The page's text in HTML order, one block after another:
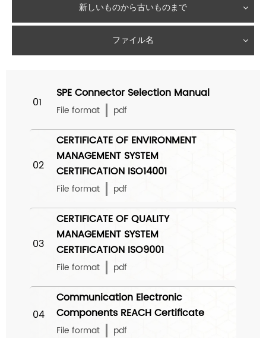
新しいものから古いものまで
ファイル名
01
SPE Connector Selection Manual
File format pdf
02
CERTIFICATE OF ENVIRONMENT
MANAGEMENT SYSTEM
CERTIFICATION ISO14001
File format pdf
03
CERTIFICATE OF QUALITY
MANAGEMENT SYSTEM
CERTIFICATION ISO9001
File format pdf
04
Communication Electronic
Components REACH Certificate
File format pdf